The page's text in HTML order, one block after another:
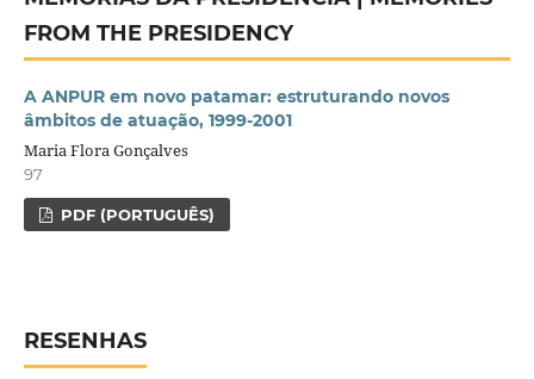
FROM THE PRESIDENCY
A ANPUR em novo patamar: estruturando novos
âmbitos de atuação, 1999-2001
Maria Flora Gonçalves
97
PDF (PORTUGUÊS)
RESENHAS